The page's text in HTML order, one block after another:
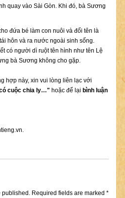
quay vào Sài Gòn. Khi đó, bà Sương
đứa bé làm con nuôi và đổi tên là
hôn và ra nước ngoài sinh sống.
có người dì ruột tên hình như tên Lệ
bà Sương không cho gặp.
hợp này, xin vui lòng liên lạc với
cuộc chia ly…" hoặc để lại bình luận
.
published.Required fields are marked *